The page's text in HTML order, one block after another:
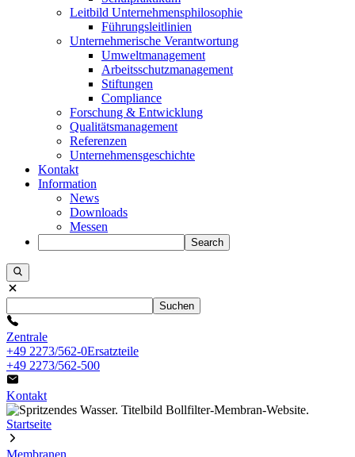
Leitbild Unternehmensphilosophie
Führungsleitlinien
Unternehmerische Verantwortung
Umweltmanagement
Arbeitsschutzmanagement
Stiftungen
Compliance
Forschung & Entwicklung
Qualitätsmanagement
Referenzen
Unternehmensgeschichte
Kontakt
Information
News
Downloads
Messen
Search
Suchen
Zentrale
+49 2273/562-0Ersatzteile
+49 2273/562-500
Kontakt
Startseite
Membranen